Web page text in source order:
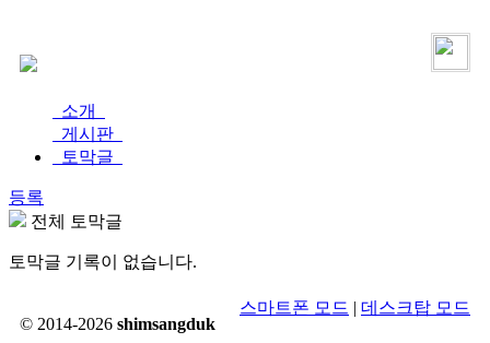
소개
게시판
토막글
등록
전체 토막글
토막글 기록이 없습니다.
© 2014-2026 shimsangduk
스마트폰 모드 | 데스크탑 모드